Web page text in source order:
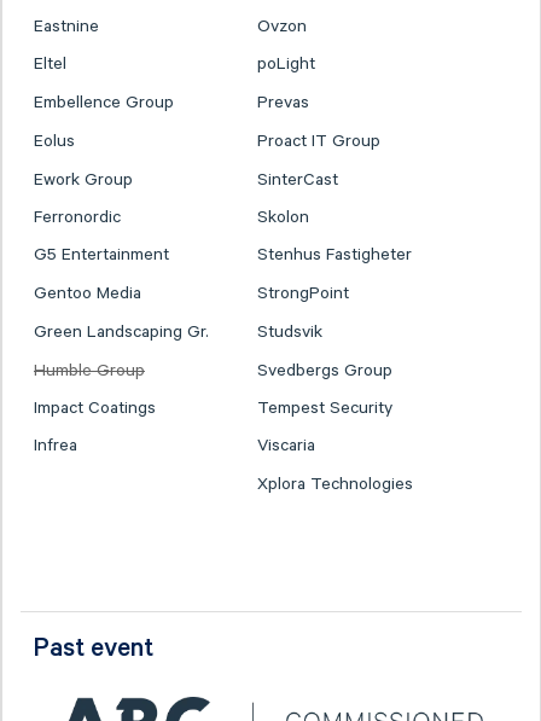
Eastnine
Ovzon
Eltel
poLight
Embellence Group
Prevas
Eolus
Proact IT Group
Ework Group
SinterCast
Ferronordic
Skolon
G5 Entertainment
Stenhus Fastigheter
Gentoo Media
StrongPoint
Green Landscaping Gr.
Studsvik
Humble Group
Svedbergs Group
Impact Coatings
Tempest Security
Infrea
Viscaria
Xplora Technologies
Past event